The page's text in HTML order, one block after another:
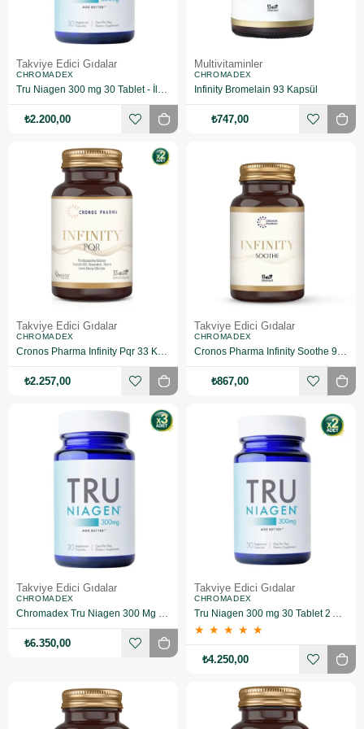
Takviye Edici Gıdalar
CHROMADEX
Tru Niagen 300 mg 30 Tablet - İlaç Kutusu Hediyeli
₺2.200,00
Multivitaminler
CHROMADEX
Infinity Bromelain 93 Kapsül
₺747,00
Takviye Edici Gıdalar
CHROMADEX
Cronos Pharma Infinity Pqr 33 Kapsül 2 Adet
₺2.257,00
Takviye Edici Gıdalar
CHROMADEX
Cronos Pharma Infinity Soothe 93 Tablet
₺867,00
Takviye Edici Gıdalar
CHROMADEX
Chromadex Tru Niagen 300 Mg 30 Tablet 3 Adet
₺6.350,00
Takviye Edici Gıdalar
CHROMADEX
Tru Niagen 300 mg 30 Tablet 2 Adet
★ ★ ★ ★ ★
₺4.250,00